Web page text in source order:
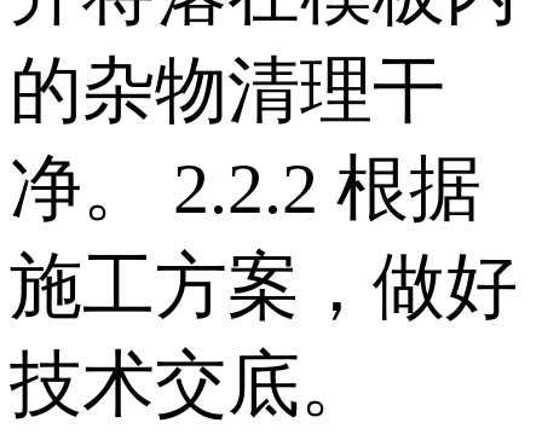
的杂物清理干
净。 2.2.2 根据
施工方案，做好
技术交底。